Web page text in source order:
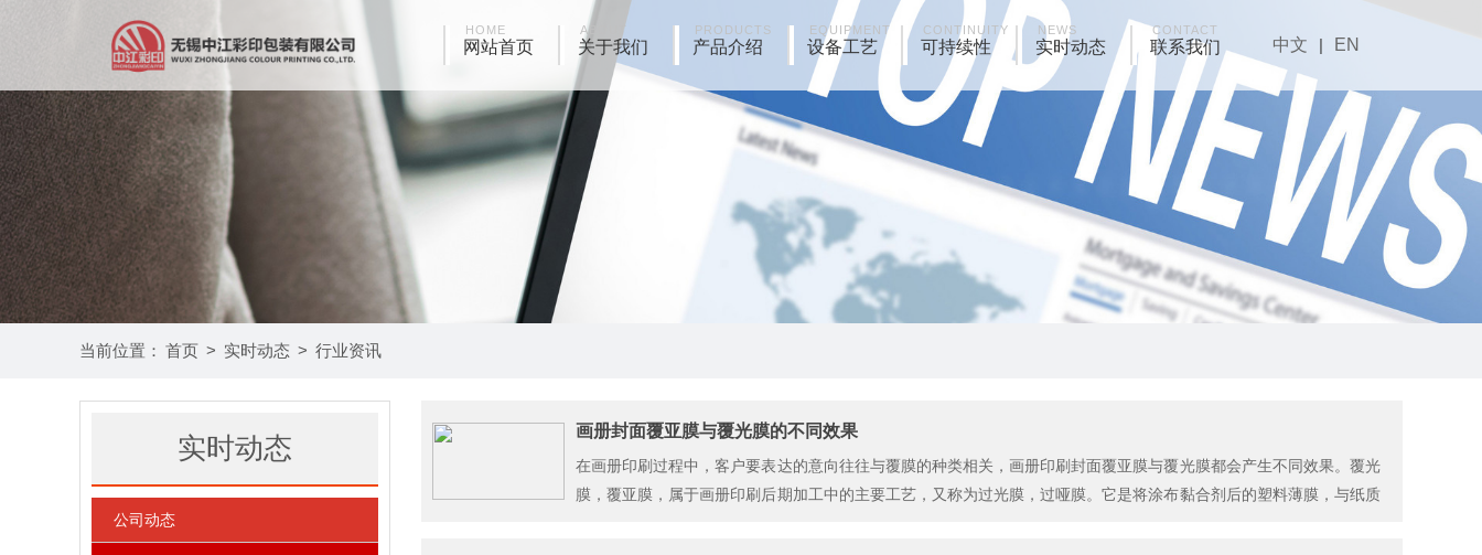
中文 | EN
HOME
网站首页
ABOUT
关于我们
PRODUCTS
产品介绍
EQUIPMENT
设备工艺
CONTINUITY
可持续性
NEWS
实时动态
CONTACT
联系我们
当前位置： 首页 > 实时动态 > 行业资讯
实时动态
公司动态
画册封面覆亚膜与覆光膜的不同效果
在画册印刷过程中，客户要表达的意向往往与覆膜的种类相关，画册印刷封面覆亚膜与覆光膜都会产生不同效果。覆光
膜，覆亚膜，属于画册印刷后期加工中的主要工艺，又称为过光膜，过哑膜。它是将涂布黏合剂后的塑料薄膜，与纸质